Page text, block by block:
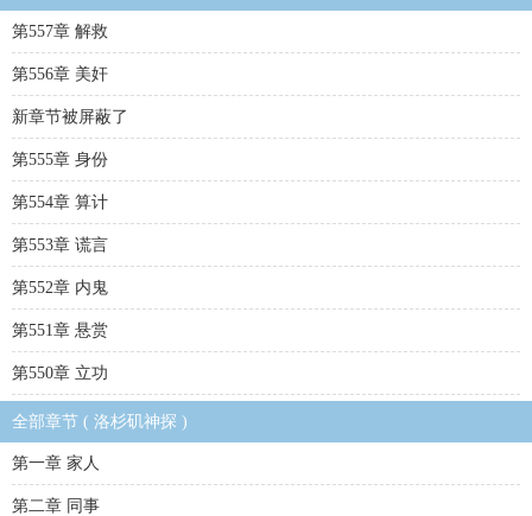
第557章 解救
第556章 美奸
新章节被屏蔽了
第555章 身份
第554章 算计
第553章 谎言
第552章 内鬼
第551章 悬赏
第550章 立功
全部章节 ( 洛杉矶神探 )
第一章 家人
第二章 同事